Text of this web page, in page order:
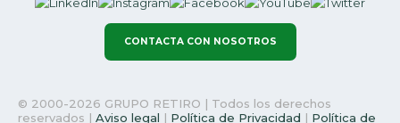
CONTACTA CON NOSOTROS
© 2000-2026 GRUPO RETIRO | Todos los derechos
reservados | Aviso legal | Política de Privacidad | Política de